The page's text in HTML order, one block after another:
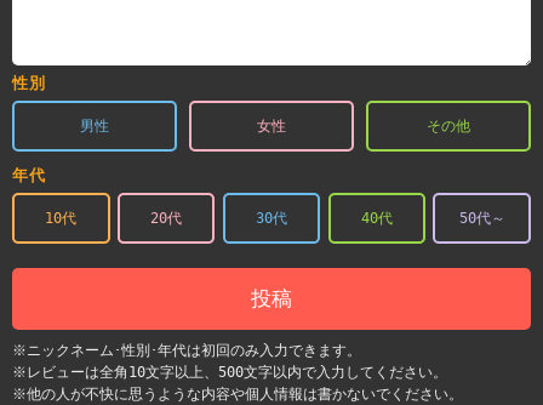
性別
男性 女性 その他
年代
10代 20代 30代 40代 50代～
投稿
※ニックネーム･性別･年代は初回のみ入力できます。
※レビューは全角10文字以上、500文字以内で入力してください。
※他の人が不快に思うような内容や個人情報は書かないでください。